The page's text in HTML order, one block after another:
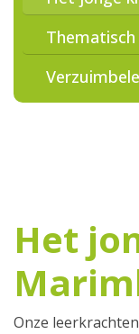
Het
Onze